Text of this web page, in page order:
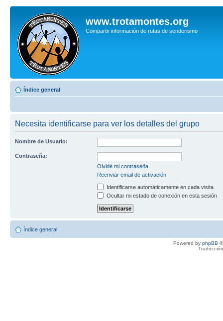
www.trotamontes.org
Compartir información de rutas de senderismo
Índice general
Necesita identificarse para ver los detalles del grupo
Nombre de Usuario:
Contraseña:
Olvidé mi contraseña
Reenviar email de activación
Identificarse automáticamente en cada visita
Ocultar mi estado de conexión en esta sesión
Índice general
Powered by phpBB